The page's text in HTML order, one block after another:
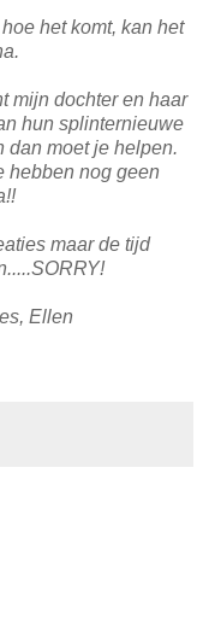
het komt, kan het
mijn dochter en haar
hun splinternieuwe
dan moet je helpen.
hebben nog geen
maar de tijd
Ellen